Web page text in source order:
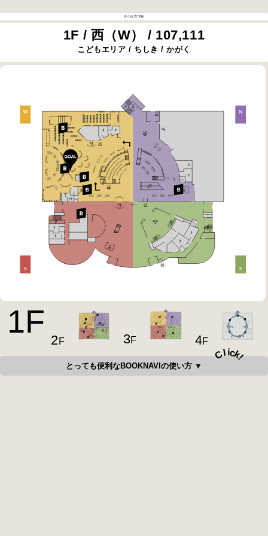
本の位置情報
1F / 西（W） / 107,111
こどもエリア / ちしき / かがく
1F
2F 3F 4F
Cl ick
!
とっても便利なBOOKNAVIの使い方 ▼